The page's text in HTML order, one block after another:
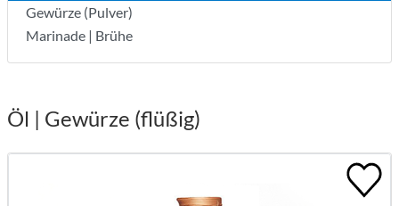
Gewürze (Pulver)
Marinade | Brühe
Öl | Gewürze (flüßig)